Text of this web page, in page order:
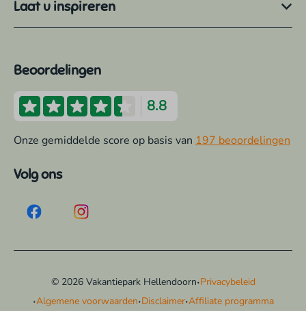
Laat u inspireren
Beoordelingen
8.8
Onze gemiddelde score op basis van 197 beoordelingen
Volg ons
© 2026 Vakantiepark Hellendoorn·Privacybeleid
·Algemene voorwaarden·Disclaimer·Affiliate programma